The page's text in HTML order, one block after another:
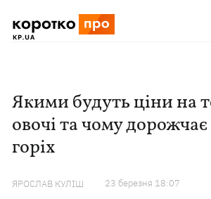
Якими будуть ціни на
овочі та чому
горіх
ЯРОСЛАВ КУЛІШ 23 березня 18:07